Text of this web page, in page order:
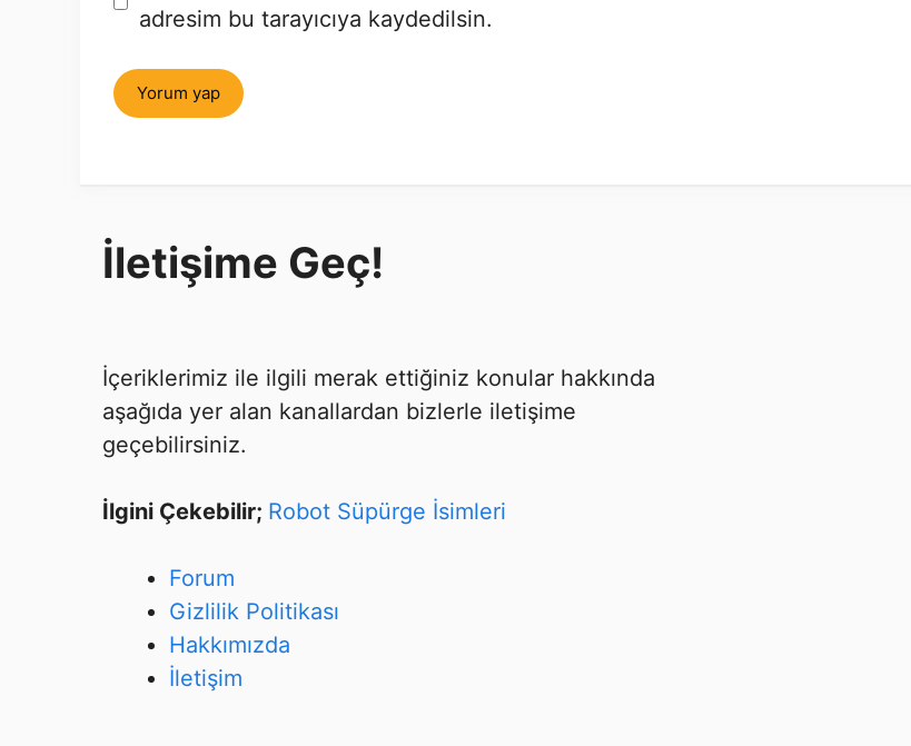
sitesiadresim bu tarayıcıya kaydedilsin.
İletişime Geç!
İçeriklerimiz ile ilgili merak ettiğiniz konular hakkında
aşağıda yer alan kanallardan bizlerle iletişime
geçebilirsiniz.
İlgini Çekebilir; Robot Süpürge İsimleri
Forum
Gizlilik Politikası
Hakkımızda
İletişim